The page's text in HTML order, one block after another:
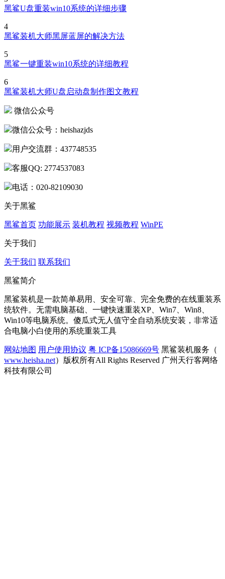
黑鲨U盘重装win10系统的详细步骤
4
黑鲨装机大师黑屏蓝屏的解决方法
5
黑鲨一键重装win10系统的详细教程
6
黑鲨装机大师U盘启动盘制作图文教程
微信公众号
微信公众号：heishazjds
用户交流群：437748535
客服QQ: 2774537083
电话：020-82109030
关于黑鲨
黑鲨首页 功能展示 装机教程 视频教程 WinPE
关于我们
关于我们 联系我们
黑鲨简介
黑鲨装机是一款简单易用、安全可靠、完全免费的在线重装系
统软件。无需电脑基础、一键快速重装XP、Win7、Win8、
Win10等电脑系统。傻瓜式无人值守全自动系统安装，非常适
合电脑小白使用的系统重装工具
网站地图 用户使用协议 粤 ICP备15086669号 黑鲨装机服务（
www.heisha.net）版权所有All Rights Reserved 广州天行客网络
科技有限公司